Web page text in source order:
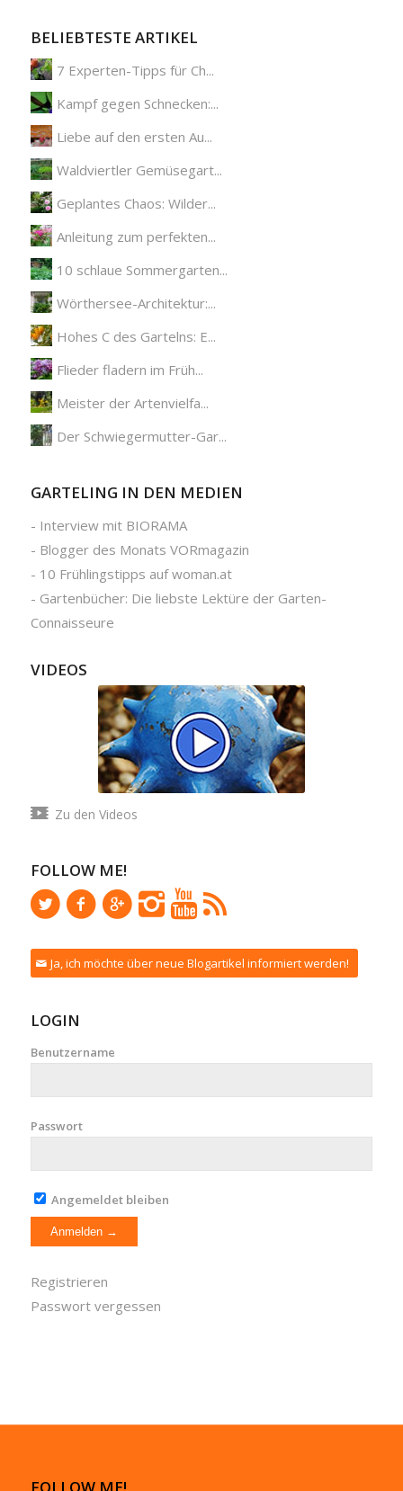
BELIEBTESTE ARTIKEL
7 Experten-Tipps für Ch...
Kampf gegen Schnecken:...
Liebe auf den ersten Au...
Waldviertler Gemüsegart...
Geplantes Chaos: Wilder...
Anleitung zum perfekten...
10 schlaue Sommergarten...
Wörthersee-Architektur:...
Hohes C des Gartelns: E...
Flieder fladern im Früh...
Meister der Artenvielfa...
Der Schwiegermutter-Gar...
GARTELING IN DEN MEDIEN
- Interview mit BIORAMA
- Blogger des Monats VORmagazin
- 10 Frühlingstipps auf woman.at
- Gartenbücher: Die liebste Lektüre der Garten-
Connaisseure
VIDEOS
Zu den Videos
FOLLOW ME!
Ja, ich möchte über neue Blogartikel informiert werden!
LOGIN
Benutzername
Passwort
Angemeldet bleiben
Registrieren
Passwort vergessen
FOLLOW ME!